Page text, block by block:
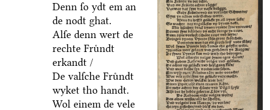
Denn ſo ydt em an
de nodt ghat.
Alſe denn wert de
rechte Fruͤndt
erkandt /
De valſche Fruͤndt
wyket tho handt.
Wol einem de vele